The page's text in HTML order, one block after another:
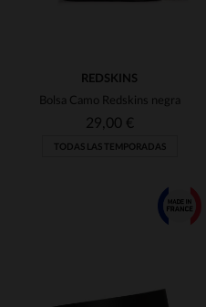
TALLAS DISPONIBLES
REDSKINS
Bolsa Camo Redskins negra
29,00 €
TODAS LAS TEMPORADAS